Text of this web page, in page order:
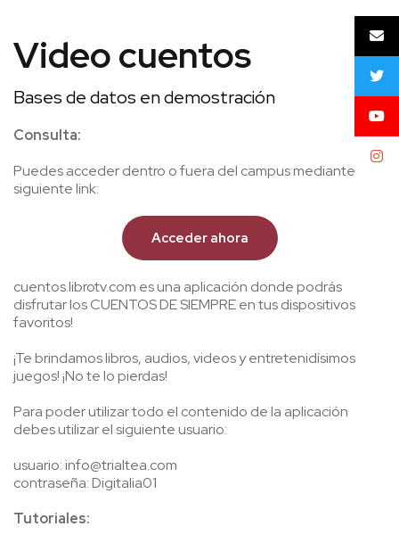
Video cuentos
Bases de datos en demostración
Consulta:
Puedes acceder dentro o fuera del campus mediante el
siguiente link:
Acceder ahora
cuentos.librotv.com es una aplicación donde podrás
disfrutar los CUENTOS DE SIEMPRE en tus dispositivos
favoritos!
¡Te brindamos libros, audios, videos y entretenidísimos
juegos! ¡No te lo pierdas!
Para poder utilizar todo el contenido de la aplicación
debes utilizar el siguiente usuario:
usuario: info@trialtea.com
contraseña: Digitalia01
Tutoriales: